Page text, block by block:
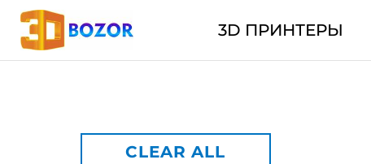
3D ПРИНТЕРЫ
CLEAR ALL